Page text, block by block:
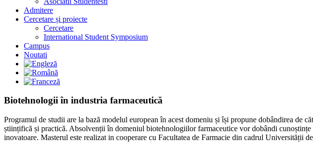
Admitere
Cercetare și proiecte
Cercetare
International Student Symposium
Campus
Noutati
Biotehnologii în industria farmaceutică
Programul de studii are la bază modelul european în acest domeniu și își propune dobândirea
științifică și practică. Absolvenții în domeniul biotehnologiilor farmaceutice vor dobândi
inovatoare. Masterul este realizat in cooperare cu Facultatea de Farmacie din cadrul Universității